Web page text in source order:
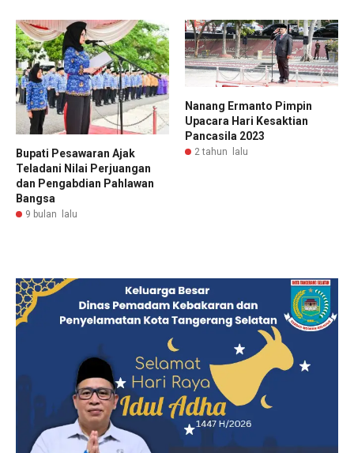
Bupati Pesawaran Ajak
Teladani Nilai Perjuangan
dan Pengabdian Pahlawan
Bangsa
9 bulan lalu
Nanang Ermanto Pimpin
Upacara Hari Kesaktian
Pancasila 2023
2 tahun lalu